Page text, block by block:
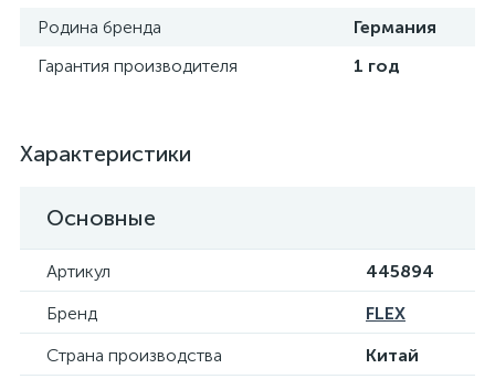
Родина бренда
Германия
Гарантия производителя
1 год
Характеристики
Основные
Артикул
445894
Бренд
FLEX
Страна производства
Китай